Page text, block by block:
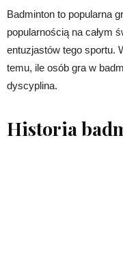
Badminton to popularna
popularnością na całym
entuzjastów tego sportu.
temu, ile osób gra w
dyscyplina.
Historia